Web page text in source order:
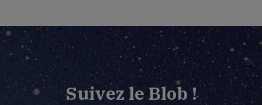
Suivez le Blob !